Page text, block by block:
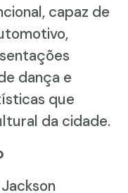
capaz de
dança e
que
da cidade.